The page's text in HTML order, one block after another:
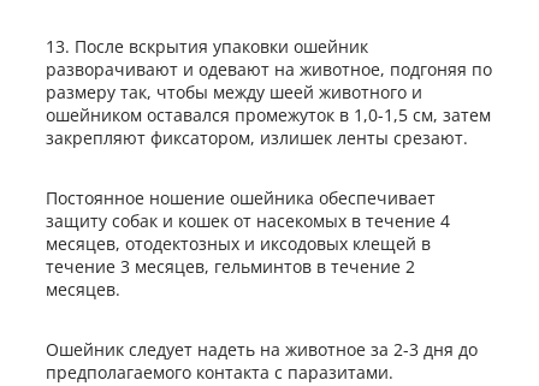
13. После вскрытия упаковки ошейник
разворачивают и одевают на животное, подгоняя по
размеру так, чтобы между шеей животного и
ошейником оставался промежуток в 1,0-1,5 см, затем
закрепляют фиксатором, излишек ленты срезают.
Постоянное ношение ошейника обеспечивает
защиту собак и кошек от насекомых в течение 4
месяцев, отодектозных и иксодовых клещей в
течение 3 месяцев, гельминтов в течение 2
месяцев.
Ошейник следует надеть на животное за 2-3 дня до
предполагаемого контакта с паразитами.